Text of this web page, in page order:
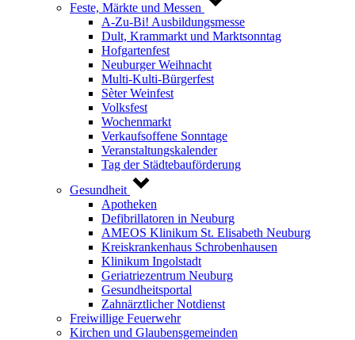
Feste, Märkte und Messen
A-Zu-Bi! Ausbildungsmesse
Dult, Krammarkt und Marktsonntag
Hofgartenfest
Neuburger Weihnacht
Multi-Kulti-Bürgerfest
Sèter Weinfest
Volksfest
Wochenmarkt
Verkaufsoffene Sonntage
Veranstaltungskalender
Tag der Städtebauförderung
Gesundheit
Apotheken
Defibrillatoren in Neuburg
AMEOS Klinikum St. Elisabeth Neuburg
Kreiskrankenhaus Schrobenhausen
Klinikum Ingolstadt
Geriatriezentrum Neuburg
Gesundheitsportal
Zahnärztlicher Notdienst
Freiwillige Feuerwehr
Kirchen und Glaubensgemeinden